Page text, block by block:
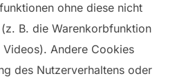
ohne diese nicht
B. die Warenkorbfunktion
Andere Cookies
des Nutzerverhaltens oder